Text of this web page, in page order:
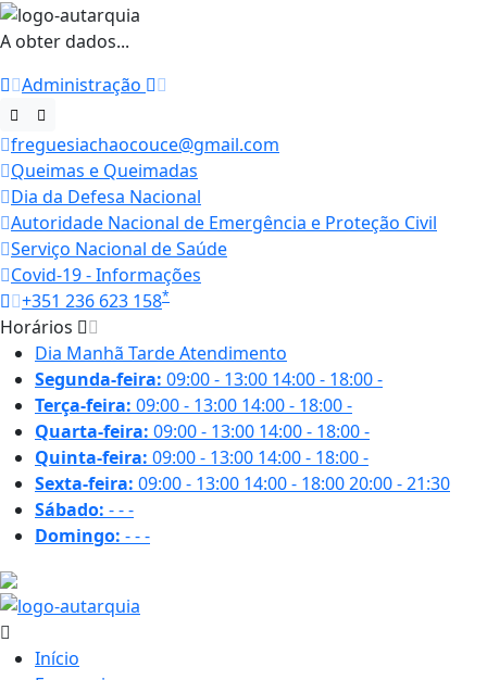
A obter dados...
Administração
freguesiachaocouce@gmail.com
Queimas e Queimadas
Dia da Defesa Nacional
Autoridade Nacional de Emergência e Proteção Civil
Serviço Nacional de Saúde
Covid-19 - Informações
+351 236 623 158*
Horários
Dia Manhã TardeAtendimento
Segunda-feira: 09:00 - 13:00 14:00 - 18:00-
Terça-feira: 09:00 - 13:00 14:00 - 18:00-
Quarta-feira: 09:00 - 13:00 14:00 - 18:00-
Quinta-feira: 09:00 - 13:00 14:00 - 18:00-
Sexta-feira: 09:00 - 13:00 14:00 - 18:0020:00 - 21:30
Sábado: ---
Domingo: ---
Início